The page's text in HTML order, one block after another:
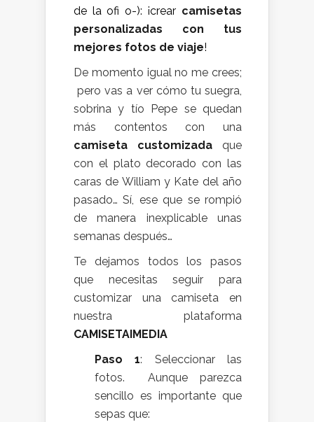
de la ofi o-): ¡crear camisetas
personalizadas con tus
mejores fotos de viaje!
De momento igual no me crees;
pero vas a ver cómo tu suegra,
sobrina y tío Pepe se quedan
más contentos con una
camiseta customizada que
con el plato decorado con las
caras de William y Kate del año
pasado… Sí, ese que se rompió
de manera inexplicable unas
semanas después…
Te dejamos todos los pasos
que necesitas seguir para
customizar una camiseta en
nuestra plataforma
CAMISETAIMEDIA
Paso 1: Seleccionar las
fotos. Aunque parezca
sencillo es importante que
sepas que: